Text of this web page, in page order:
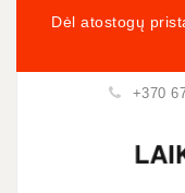
Dėl atostogų
+370